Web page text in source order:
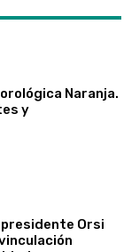
Naranja.
y
presidente Orsi